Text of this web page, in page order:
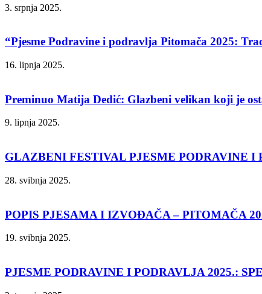
3. srpnja 2025.
“Pjesme Podravine i podravlja Pitomača 2025:
16. lipnja 2025.
Preminuo Matija Dedić: Glazbeni velikan koji je
9. lipnja 2025.
GLAZBENI FESTIVAL PJESME PODRAVINE I
28. svibnja 2025.
POPIS PJESAMA I IZVOĐAČA – PITOMAČA
19. svibnja 2025.
PJESME PODRAVINE I PODRAVLJA 2025.: